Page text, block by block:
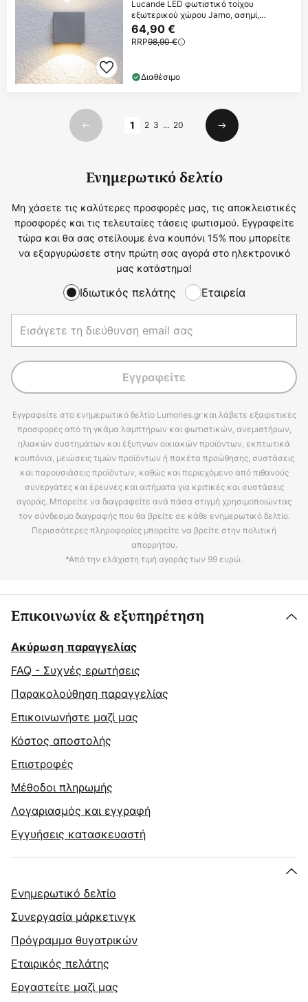
Lucande LED φωτιστικό τοίχου
εξωτερικού χώρου Jarno, ασημί,
μέταλλο, 9cm
64,90 €
RRP98,90 €
Διαθέσιμο
Προηγούμενο
1 2 3 ... 20
Επόμενο
Ενημερωτικό δελτίο
Μη χάσετε τις καλύτερες προσφορές μας, τις αποκλειστικές
προσφορές και τις τελευταίες τάσεις φωτισμού. Εγγραφείτε
τώρα και θα σας στείλουμε ένα κουπόνι 15% που μπορείτε
να εξαργυρώσετε στην πρώτη σας αγορά στο ηλεκτρονικό
μας κατάστημα!
Ιδιωτικός πελάτης Εταιρεία
Εγγραφείτε
Εγγραφείτε στο ενημερωτικό δελτίο Lumories.gr και λάβετε εξαιρετικές
προσφορές από τη γκάμα λαμπτήρων και φωτιστικών, ανεμιστήρων,
ηλιακών συστημάτων και έξυπνων οικιακών προϊόντων, εκπτωτικά
κουπόνια, μειώσεις τιμών προϊόντων ή πακέτα προώθησης, συστάσεις
και παρουσιάσεις προϊόντων, καθώς και περιεχόμενο από πιθανούς
συνεργάτες και έρευνες και αιτήματα για κριτικές και συστάσεις
αγοράς. Μπορείτε να διαγραφείτε ανά πάσα στιγμή χρησιμοποιώντας
τον σύνδεσμο διαγραφής που θα βρείτε σε κάθε ενημερωτικό δελτίο.
Περισσότερες πληροφορίες μπορείτε να βρείτε στην πολιτική
απορρήτου.
*Από την ελάχιστη τιμή αγοράς των 99 ευρώ.
Επικοινωνία & εξυπηρέτηση
Ακύρωση παραγγελίας
FAQ - Συχνές ερωτήσεις
Παρακολούθηση παραγγελίας
Επικοινωνήστε μαζί μας
Κόστος αποστολής
Επιστροφές
Μέθοδοι πληρωμής
Λογαριασμός και εγγραφή
Εγγυήσεις κατασκευαστή
Ενημερωτικό δελτίο
Συνεργασία μάρκετινγκ
Πρόγραμμα θυγατρικών
Εταιρικός πελάτης
Εργαστείτε μαζί μας